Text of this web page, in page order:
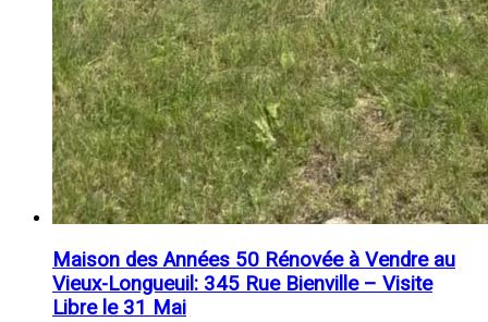
Maison des Années 50 Rénovée à Vendre au
Vieux-Longueuil: 345 Rue Bienville – Visite
Libre le 31 Mai